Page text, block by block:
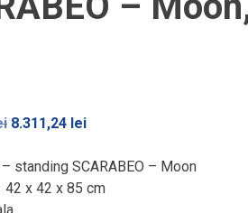
Prețul
a
fost:
11.543,40 lei.
8.311,24 leiPrețul
este:
8.311,24 lei.
standing SCARABEO – Moon
x 42 x 85 cm